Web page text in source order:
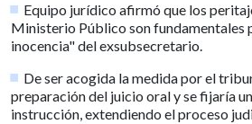
Equipo jurídico afirmó que los
Ministerio Público son fundamentales
inocencia" del exsubsecretario.
De ser acogida la medida por el
preparación del juicio oral y se fijaría
instrucción, extendiendo el proceso